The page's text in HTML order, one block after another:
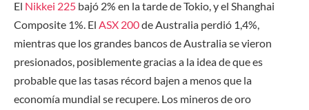
El Nikkei 225 bajó 2% en la tarde de Tokio, y el Shanghai
Composite 1%. El ASX 200de Australia perdió 1,4%,
mientras que los grandes bancos de Australia se vieron
presionados, posiblemente gracias a la idea de que es
probable que las tasas récord bajen a menos que la
economía mundial se recupere. Los mineros de oro